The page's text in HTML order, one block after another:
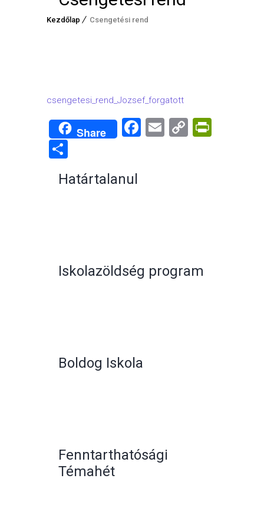
Kezdőlap Csengetési rend
csengetesi_rend_Jozsef_forgatott
Share Facebook
Email
Copy
Határtalanul
Iskolazöldség program
Boldog Iskola
Fenntarthatósági
Témahét